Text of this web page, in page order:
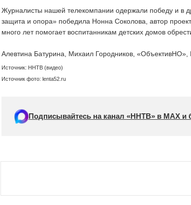
Журналисты нашей телекомпании одержали победу и в
защита и опора» победила Нонна Соколова, автор
много лет помогает воспитанникам детских домов
Алевтина Батурина, Михаил Городников, «ОбъективНО»,
Источник: ННТВ (видео)
Источник фото: lenta52.ru
Подписывайтесь на канал «ННТВ» в МАХ и